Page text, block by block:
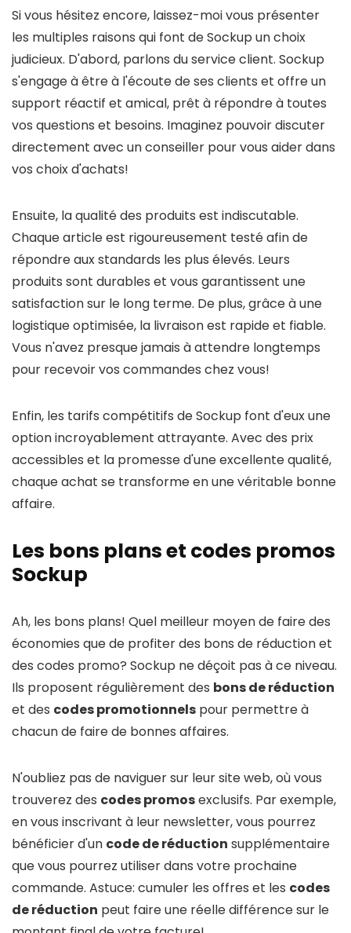
Si vous hésitez encore, laissez-moi vous présenter
les multiples raisons qui font de Sockup un choix
judicieux. D'abord, parlons du service client. Sockup
s'engage à être à l'écoute de ses clients et offre un
support réactif et amical, prêt à répondre à toutes
vos questions et besoins. Imaginez pouvoir discuter
directement avec un conseiller pour vous aider dans
vos choix d'achats!
Ensuite, la qualité des produits est indiscutable.
Chaque article est rigoureusement testé afin de
répondre aux standards les plus élevés. Leurs
produits sont durables et vous garantissent une
satisfaction sur le long terme. De plus, grâce à une
logistique optimisée, la livraison est rapide et fiable.
Vous n'avez presque jamais à attendre longtemps
pour recevoir vos commandes chez vous!
Enfin, les tarifs compétitifs de Sockup font d'eux une
option incroyablement attrayante. Avec des prix
accessibles et la promesse d'une excellente qualité,
chaque achat se transforme en une véritable bonne
affaire.
Les bons plans et codes promos
Sockup
Ah, les bons plans! Quel meilleur moyen de faire des
économies que de profiter des bons de réduction et
des codes promo? Sockup ne déçoit pas à ce niveau.
Ils proposent régulièrement des bons de réduction
et des codes promotionnels pour permettre à
chacun de faire de bonnes affaires.
N'oubliez pas de naviguer sur leur site web, où vous
trouverez des codes promosexclusifs. Par exemple,
en vous inscrivant à leur newsletter, vous pourrez
bénéficier d'un code de réduction supplémentaire
que vous pourrez utiliser dans votre prochaine
commande. Astuce: cumuler les offres et les codes
de réduction peut faire une réelle différence sur le